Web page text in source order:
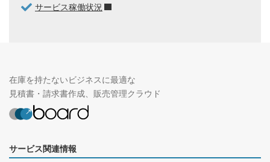
サービス稼働状況
在庫を持たないビジネスに最適な
見積書・請求書作成、販売管理クラウド
サービス関連情報